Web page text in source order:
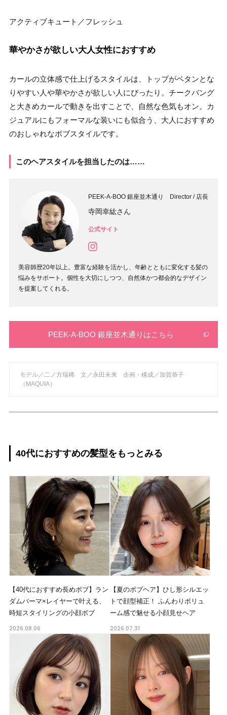
アクティブキュート／フレッシュ
華やかさが欲しい大人女性におすすめ
カールの立体感で仕上げるスタイルは、トップがペタンとな
りやすい人や華やかさが欲しい人にぴったり。チークバング
と大きめカールで動きを出すことで、自然な色気もオン。カ
ジュアルにもフォーマルな装いにも似合う、大人におすすめ
のおしゃれなボブスタイルです。
このヘアスタイルを担当したのは……
PEEK-A-BOO 銀座並木通り Director / 店長
寺岡幸紘さん
公式サイト
美容師歴20年以上。豊富な経験を活かし、年齢とともに変化する髪の
悩みをサポート。個性を大切にしつつ、自然体かつ都会的なデザイン
を提案してくれる。
PEEK-A-BOO 銀座並木通りはこちら
モデル／二ノ方瑞稀 文／永田未来 企画・構成／加賀恭子
（MAQUIA）
40代におすすめの髪型をもっとみる
【40代におすすめ長めボブ】ラン
ダムパーマ×レイヤーで叶える、
時短スタイリングの小顔ボブ
2026.08.06
【夏のボブヘア】ひし形シルエッ
トで顔型補正！ ふんわりボリュ
ーム感で魅せる小顔見せヘア
2026.07.31